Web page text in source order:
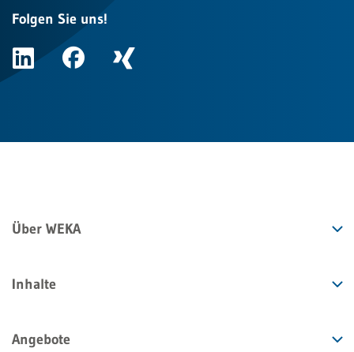
Folgen Sie uns!
Über WEKA
Inhalte
Angebote